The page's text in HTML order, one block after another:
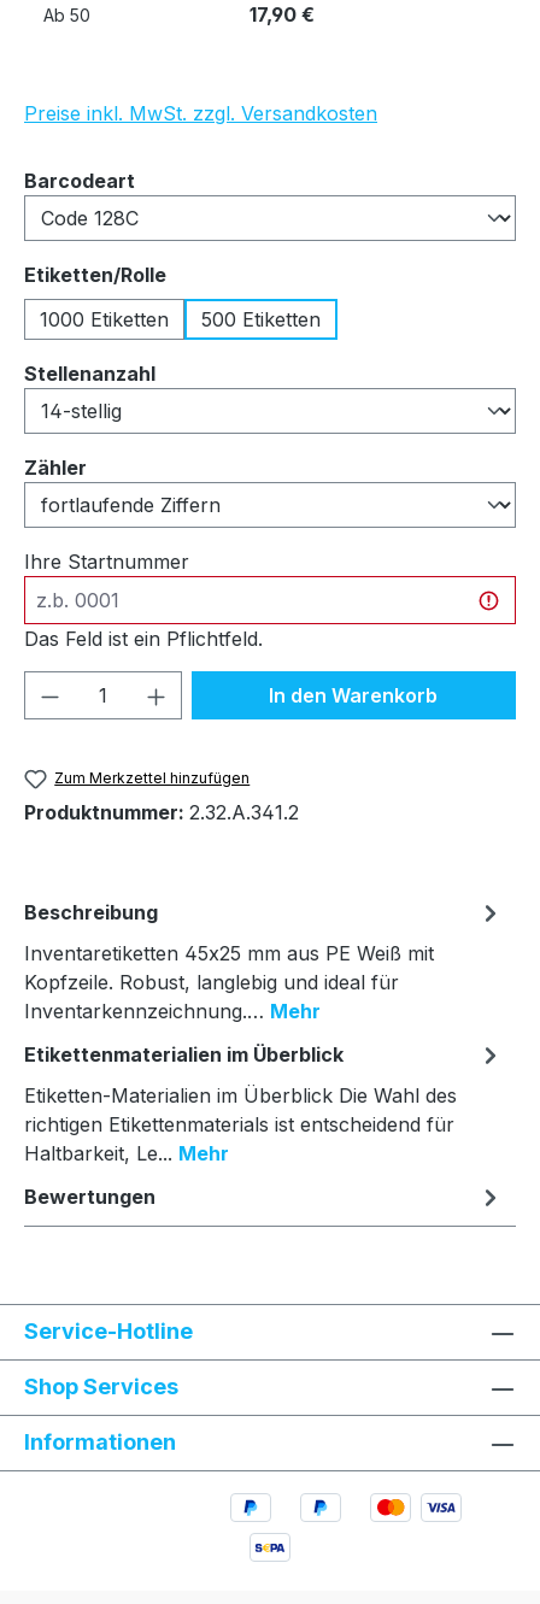
Ab 50 17,90 €
Preise inkl. MwSt. zzgl. Versandkosten
Barcodeart
Etiketten/Rolleauswählen
1000 Etiketten
500 Etiketten
Stellenanzahlauswählen
Zähler
Ihre Startnummer
Das Feld ist ein Pflichtfeld.
Produkt Anzahl: Gib denIn den Warenkorb
Zum Merkzettel hinzufügen
Produktnummer: 2.32.A.341.2
Beschreibung
Inventaretiketten 45x25 mm aus PE Weiß mit
Kopfzeile. Robust, langlebig und ideal für
Inventarkennzeichnung.… Mehr
Etikettenmaterialien im Überblick
Etiketten-Materialien im Überblick Die Wahl des
richtigen Etikettenmaterials ist entscheidend für
Haltbarkeit, Le... Mehr
Bewertungen
Service-Hotline
Shop Services
Informationen